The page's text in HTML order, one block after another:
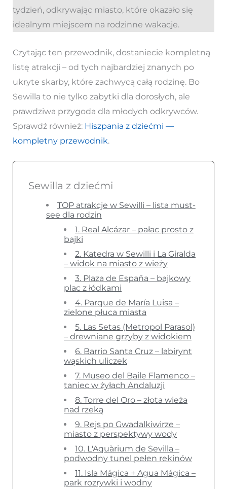
tydzień, odkrywając miasto, które okazało się
idealnym miejscem na rodzinne wakacje.
Czytając ten przewodnik, dostaniecie kompletną
listę atrakcji – od tych najbardziej znanych po
ukryte skarby, które zachwycą całą rodzinę. Bo
Sewilla to nie tylko zabytki dla dorosłych, ale
prawdziwa przygoda dla młodych odkrywców.
Sprawdź również: Hiszpania z dziećmi —
kompletny przewodnik.
Sewilla z dziećmi
TOP atrakcje w Sewilli – lista must-
see dla rodzin
1. Real Alcázar – pałac prosto z
bajki
2. Katedra w Sewilli i La Giralda
– widok na miasto z wieży
3. Plaza de España – bajkowy
plac z łódkami
4. Parque de María Luisa –
zielone płuca miasta
5. Las Setas (Metropol Parasol)
– drewniane grzyby z widokiem
6. Barrio Santa Cruz – labirynt
wąskich uliczek
7. Museo del Baile Flamenco –
taniec w żyłach Andaluzji
8. Torre del Oro – złota wieża
nad rzeką
9. Rejs po Gwadalkiwirze –
miasto z perspektywy wody
10. L'Aquàrium de Sevilla –
podwodny tunel pełen rekinów
11. Isla Mágica + Agua Mágica –
park rozrywki i wodny